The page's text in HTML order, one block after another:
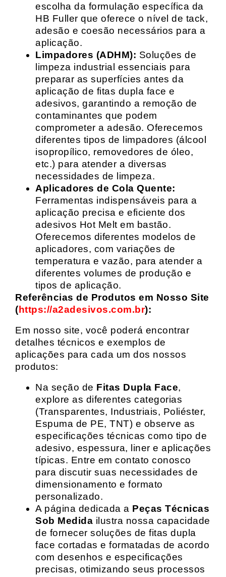
escolha da formulação específica da
HB Fuller que oferece o nível de tack,
adesão e coesão necessários para a
aplicação.
Limpadores (ADHM): Soluções de
limpeza industrial essenciais para
preparar as superfícies antes da
aplicação de fitas dupla face e
adesivos, garantindo a remoção de
contaminantes que podem
comprometer a adesão. Oferecemos
diferentes tipos de limpadores (álcool
isopropílico, removedores de óleo,
etc.) para atender a diversas
necessidades de limpeza.
Aplicadores de Cola Quente:
Ferramentas indispensáveis para a
aplicação precisa e eficiente dos
adesivos Hot Melt em bastão.
Oferecemos diferentes modelos de
aplicadores, com variações de
temperatura e vazão, para atender a
diferentes volumes de produção e
tipos de aplicação.
Referências de Produtos em Nosso Site
(https://a2adesivos.com.br):
Em nosso site, você poderá encontrar
detalhes técnicos e exemplos de
aplicações para cada um dos nossos
produtos:
Na seção de Fitas Dupla Face,
explore as diferentes categorias
(Transparentes, Industriais, Poliéster,
Espuma de PE, TNT) e observe as
especificações técnicas como tipo de
adesivo, espessura, liner e aplicações
típicas. Entre em contato conosco
para discutir suas necessidades de
dimensionamento e formato
personalizado.
A página dedicada a Peças Técnicas
Sob Medida ilustra nossa capacidade
de fornecer soluções de fitas dupla
face cortadas e formatadas de acordo
com desenhos e especificações
precisas, otimizando seus processos